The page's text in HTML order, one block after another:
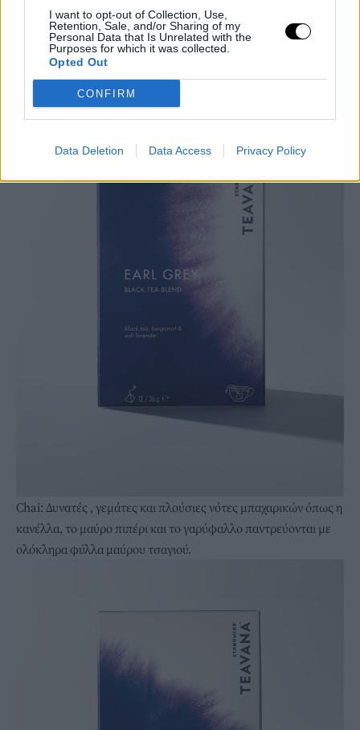
I want to opt-out of Collection, Use,
Retention, Sale, and/or Sharing of my
Personal Data that Is Unrelated with the
Purposes for which it was collected.
Opted Out
CONFIRM
Data Deletion Data Access Privacy Policy
Earl Grey: Ένα ξεχωριστό μείγμα από ολόκληρα φύλλα μαύρου
τσαγιού, αρώματα από πικάντικο περγαμόντο και απαλή
λεβάντα.
Chai: Δυνατές , γεμάτες και πλούσιες νότες μπαχαρικών όπως η
κανέλλα, το μαύρο πιπέρι και το γαρύφαλλο παντρεύονται με
ολόκληρα φύλλα μαύρου τσαγιού.